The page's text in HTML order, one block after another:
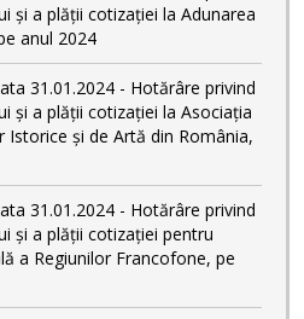
și a plății cotizației la Adunarea
anul 2024
31.01.2024 - Hotărâre privind
și a plății cotizației la Asociația
și de Artă din România,
31.01.2024 - Hotărâre privind
și a plății cotizației pentru
a Regiunilor Francofone, pe